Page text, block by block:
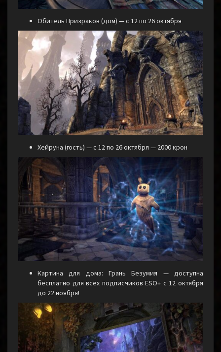
Обитель Призраков (дом) — с 12 по 26 октября
Хейруна (гость) — с 12 по 26 октября — 2000 крон
Картина для дома: Грань Безумия — доступна
бесплатно для всех подписчиков ESO+ с 12 октября
до 22 ноября!